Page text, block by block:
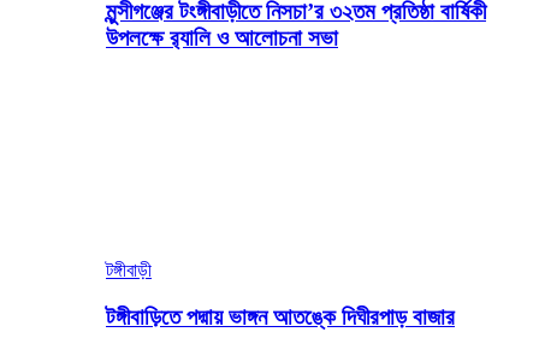
মুন্সীগঞ্জের টংঙ্গীবাড়ীতে নিসচা’র ৩২তম প্রতিষ্ঠা বার্ষিকী
উপলক্ষে র‍্যালি ও আলোচনা সভা
টঙ্গীবাড়ী
টঙ্গীবাড়িতে পদ্মায় ভাঙ্গন আতঙ্কে দিঘীরপাড় বাজার